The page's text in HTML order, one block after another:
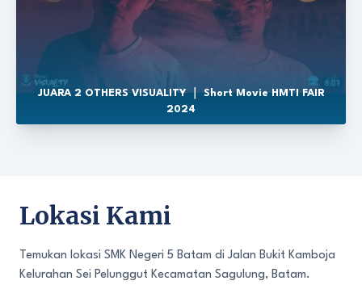
JUARA 2 OTHERS VISUALITY ｜ Short Movie HMTI FAIR
2024
Lokasi Kami
Temukan lokasi SMK Negeri 5 Batam di Jalan Bukit Kamboja
Kelurahan Sei Pelunggut Kecamatan Sagulung, Batam.